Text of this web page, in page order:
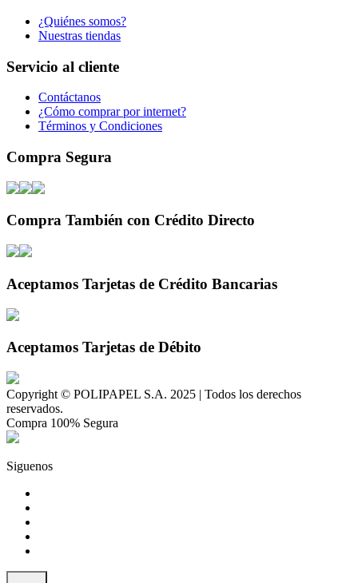
¿Quiénes somos?
Nuestras tiendas
Servicio al cliente
Contáctanos
¿Cómo comprar por internet?
Términos y Condiciones
Compra Segura
Compra También con Crédito Directo
Aceptamos Tarjetas de Crédito Bancarias
Aceptamos Tarjetas de Débito
Copyright © POLIPAPEL S.A. 2025 | Todos los derechos
reservados.
Compra 100% Segura
Siguenos